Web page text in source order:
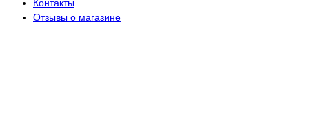
Контакты
Отзывы о магазине